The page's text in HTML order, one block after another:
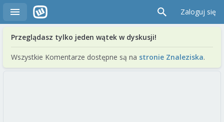
Zaloguj się
Przeglądasz tylko jeden wątek w dyskusji!
Wszystkie Komentarze dostępne są na stronie Znaleziska.